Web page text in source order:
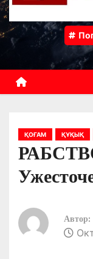
ҚОҒАМ ҚҰҚЫҚ
Автор: